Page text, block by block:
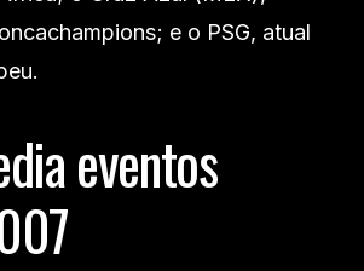
e o PSG, atual
eventos